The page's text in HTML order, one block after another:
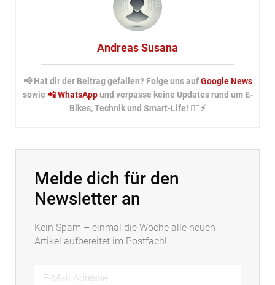
Andreas Susana
📢 Hat dir der Beitrag gefallen? Folge uns aufGoogle News
sowie 📲 WhatsAppund verpasse keine Updates rund um E-
Bikes, Technik und Smart-Life! 🚴‍♂️⚡
Melde dich für den
Newsletter an
Kein Spam – einmal die Woche alle neuen
Artikel aufbereitet im Postfach!